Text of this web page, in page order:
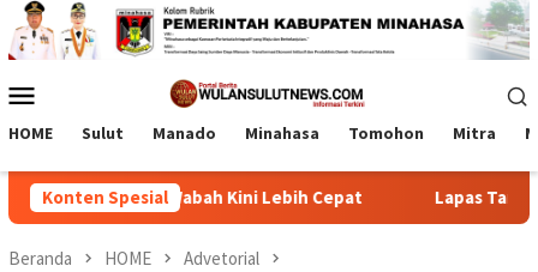
Loncat
ke
konten
Mobile
HOME Sulut Manado Minahasa Tomohon Mitra
Konten Spesial
Deteksi Wabah Kini Lebih Cepat Lapas Tamako dan
Beranda HOME Advetorial